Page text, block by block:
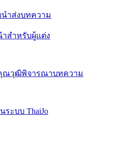
ำส่งบทความ
สำหรับผู้แต่ง
ณวุฒิพิจารณาบทความ
ระบบ ThaiJo